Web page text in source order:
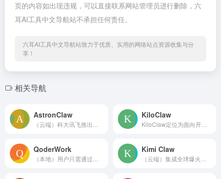
页的内容如出现违规，可以直接联系网站管理员进行删除，六
耳AI工具中文导航站不承担任何责任。
六耳AI工具中文导航站致力于优质、实用的网络站点资源收集与分
享！
相关导航
AstronClaw KiloClaw
QoderWork Kimi Claw